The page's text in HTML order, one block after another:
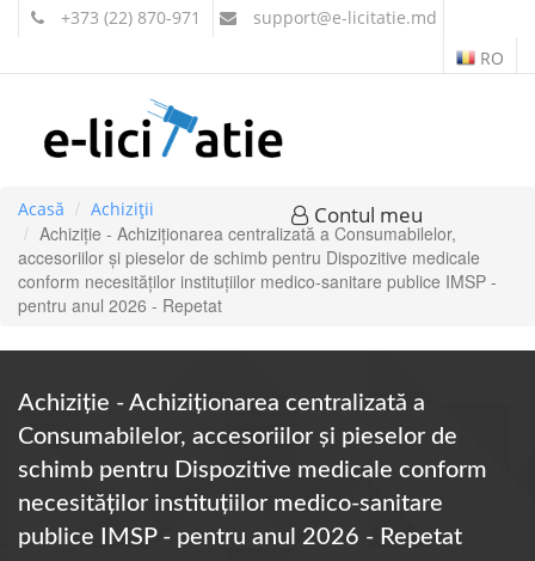
+373 (22) 870-971 support@e-licitatie.md
RO
Contul meu
Acasă Achiziții
Achiziție - Achiziţionarea centralizată a Consumabilelor,
accesoriilor și pieselor de schimb pentru Dispozitive medicale
conform necesităților instituțiilor medico-sanitare publice IMSP -
pentru anul 2026 - Repetat
Achiziție - Achiziţionarea centralizată a
Consumabilelor, accesoriilor și pieselor de
schimb pentru Dispozitive medicale conform
necesităților instituțiilor medico-sanitare
publice IMSP - pentru anul 2026 - Repetat